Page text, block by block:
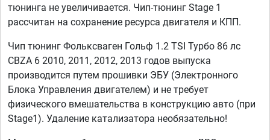
тюнинга не увеличивается. Чип-тюнинг Stage 1
рассчитан на сохранение ресурса двигателя и КПП.
Чип тюнинг Фольксваген Гольф 1.2 TSI Турбо 86 лс
CBZA 6 2010, 2011, 2012, 2013 годов выпуска
производится путем прошивки ЭБУ (Электронного
Блока Управления двигателем) и не требует
физического вмешательства в конструкцию авто (при
Stage1). Удаление катализатора необязательно!